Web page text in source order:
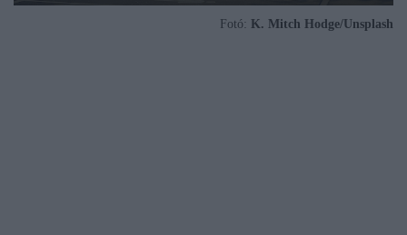
Fotó: K. Mitch Hodge/Unsplash